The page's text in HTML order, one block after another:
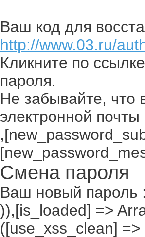
Ваш код для
http://www.03.ru/
Кликните по
пароля.
Не забывайте, что
электронной
Смена пароля
Ваш новый пароль
)),[is_loaded] =>
([use_xss_clean]